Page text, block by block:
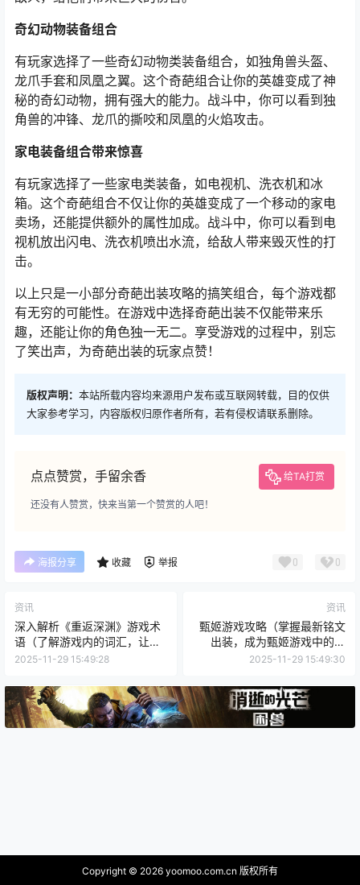
奇幻动物装备组合
有玩家选择了一些奇幻动物类装备组合，如独角兽头盔、
龙爪手套和凤凰之翼。这个奇葩组合让你的英雄变成了神
秘的奇幻动物，拥有强大的能力。战斗中，你可以看到独
角兽的冲锋、龙爪的撕咬和凤凰的火焰攻击。
家电装备组合带来惊喜
有玩家选择了一些家电类装备，如电视机、洗衣机和冰
箱。这个奇葩组合不仅让你的英雄变成了一个移动的家电
卖场，还能提供额外的属性加成。战斗中，你可以看到电
视机放出闪电、洗衣机喷出水流，给敌人带来毁灭性的打
击。
以上只是一小部分奇葩出装攻略的搞笑组合，每个游戏都
有无穷的可能性。在游戏中选择奇葩出装不仅能带来乐
趣，还能让你的角色独一无二。享受游戏的过程中，别忘
了笑出声，为奇葩出装的玩家点赞！
版权声明： 本站所载内容均来源用户发布或互联网转载，目的仅供
大家参考学习，内容版权归原作者所有，若有侵权请联系删除。
点点赞赏，手留余香 给TA打赏
还没有人赞赏，快来当第一个赞赏的人吧！
海报分享 收藏 举报 0 0
资讯
深入解析《重返深渊》游戏术
语（了解游戏内的词汇，让你
更能掌控游戏情况）
2025-11-29 15:49:28
资讯
甄姬游戏攻略（掌握最新铭文
出装，成为甄姬游戏中的王
者）
2025-11-29 15:49:30
Copyright © 2026 yoomoo.com.cn 版权所有